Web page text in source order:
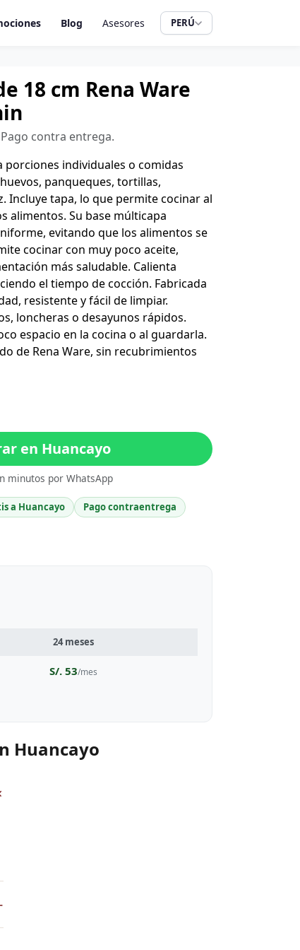
Blog Asesores PERÚ
18 cm Rena Ware
contra entrega.
individuales o comidas
panqueques, tortillas,
Incluye tapa, lo que permite cocinar al
alimentos. Su base múlticapa
evitando que los alimentos se
cocinar con muy poco aceite,
más saludable. Calienta
el tiempo de cocción. Fabricada
resistente y fácil de limpiar.
loncheras o desayunos rápidos.
espacio en la cocina o al guardarla.
de Rena Ware, sin recubrimientos
en Huancayo
minutos por WhatsApp
a Huancayo Pago contraentrega
24 meses
S/. 53/mes
Huancayo